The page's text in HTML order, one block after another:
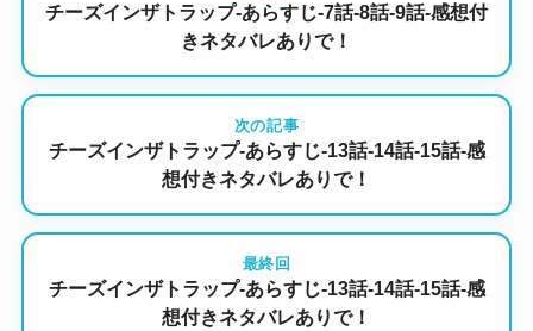
チーズインザトラップ-あらすじ-7話-8話-9話-感想付
きネタバレありで！
次の記事
チーズインザトラップ-あらすじ-13話-14話-15話-感
想付きネタバレありで！
最終回
チーズインザトラップ-あらすじ-13話-14話-15話-感
想付きネタバレありで！